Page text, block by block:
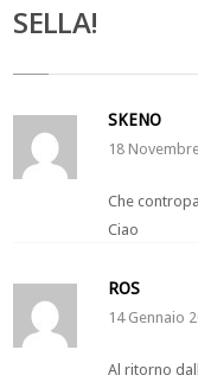
SELLA!
SKENO
18
Che
Ciao
ROS
14 Gennaio
Al ritorno